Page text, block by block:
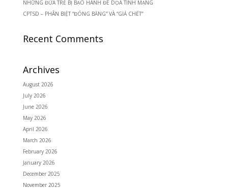
NHỮNG ĐỨA TRẺ BỊ BẠO HÀNH ĐE DỌA TÍNH MẠNG
CPTSD – PHÂN BIỆT “ĐÓNG BĂNG” VÀ “GIẢ CHẾT”
Recent Comments
Archives
August 2026
July 2026
June 2026
May 2026
April 2026
March 2026
February 2026
January 2026
December 2025
November 2025